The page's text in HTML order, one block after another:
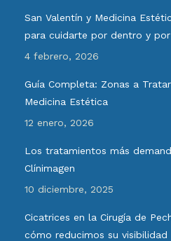
San Valentín y Medicina
para cuidarte por dentro y
4 febrero, 2026
Guía Completa: Zonas a
Medicina Estética
12 enero, 2026
Los tratamientos más
Clínimagen
10 diciembre, 2025
Cicatrices en la Cirugía de
cómo reducimos su visibilidad